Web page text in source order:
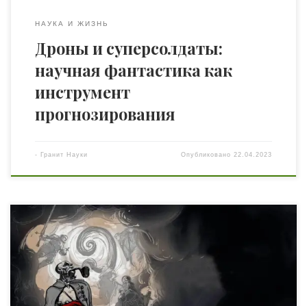
НАУКА И ЖИЗНЬ
Дроны и суперсолдаты:
научная фантастика как
инструмент
прогнозирования
- Гранит Науки Опубликовано22.04.2023
При исследовании Калабрии было обнаружено, что
люди данного региона живут на основании системы
или уклада, который называется «Родовая концепция».
Эта же система родовой концепции существовала и у
характерников: знания сохранялись внутри рода,